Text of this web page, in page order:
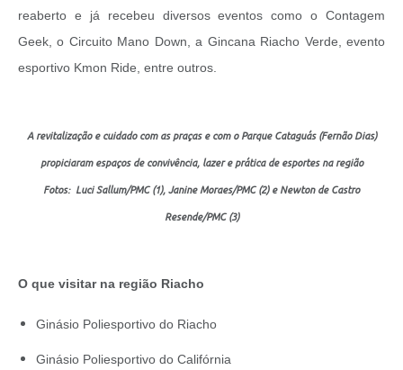
reaberto e já recebeu diversos eventos como o Contagem
Geek, o Circuito Mano Down, a Gincana Riacho Verde, evento
esportivo Kmon Ride, entre outros.
A revitalização e cuidado com as praças e com o Parque Cataguás (Fernão Dias)
propiciaram espaços de convivência, lazer e prática de esportes na região
Fotos: Luci Sallum/PMC (1), Janine Moraes/PMC (2) e Newton de Castro
Resende/PMC (3)
O que visitar na região Riacho
Ginásio Poliesportivo do Riacho
Ginásio Poliesportivo do Califórnia